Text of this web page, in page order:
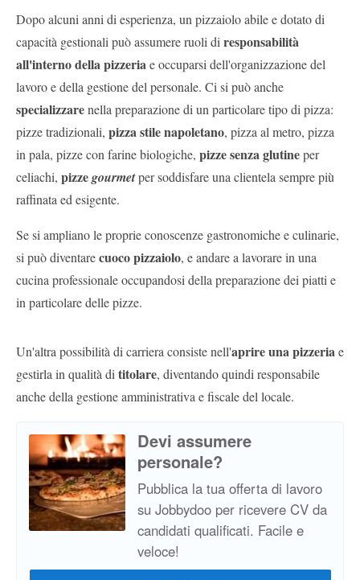
Dopo alcuni anni di esperienza, un pizzaiolo abile e dotato di
capacità gestionali può assumere ruoli di responsabilità
all'interno della pizzeriae occuparsi dell'organizzazione del
lavoro e della gestione del personale. Ci si può anche
specializzarenella preparazione di un particolare tipo di pizza:
pizze tradizionali, pizza stile napoletano, pizza al metro, pizza
in pala, pizze con farine biologiche, pizze senza glutineper
celiachi, pizzegourmetper soddisfare una clientela sempre più
raffinata ed esigente.
Se si ampliano le proprie conoscenze gastronomiche e culinarie,
si può diventarecuoco pizzaiolo, e andare a lavorare in una
cucina professionale occupandosi della preparazione dei piatti e
in particolare delle pizze.
Un'altra possibilità di carriera consiste nell'aprire una pizzeriae
gestirla in qualità di titolare, diventando quindi responsabile
anche della gestione amministrativa e fiscale del locale.
Devi assumere
personale?
Pubblica la tua offerta di lavoro
su Jobbydoo per ricevere CV da
candidati qualificati. Facile e
veloce!